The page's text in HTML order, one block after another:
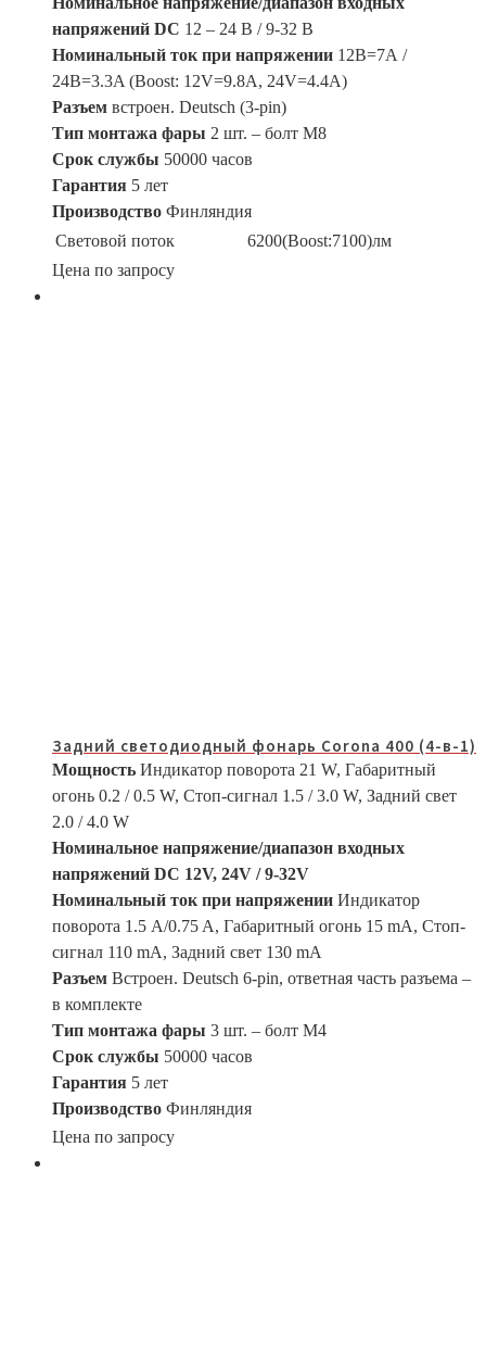
напряжений DC 12 – 24 В / 9-32 В
Номинальный ток при напряжении 12В=7А /
24В=3.3A (Boost: 12V=9.8A, 24V=4.4A)
Разъем встроен. Deutsch (3-pin)
Тип монтажа фары 2 шт. – болт М8
Срок службы 50000 часов
Гарантия 5 лет
Производство Финляндия
Световой поток
6200(Boost:7100)лм
Цена по запросу
Задний светодиодный фонарь Corona 400 (4-в-1)
Мощность Индикатор поворота 21 W, Габаритный
огонь 0.2 / 0.5 W, Стоп-сигнал 1.5 / 3.0 W, Задний свет
2.0 / 4.0 W
Номинальное напряжение/диапазон входных
напряжений DC 12V, 24V / 9-32V
Номинальный ток при напряжении Индикатор
поворота 1.5 A/0.75 A, Габаритный огонь 15 mA, Стоп-
сигнал 110 mA, Задний свет 130 mA
Разъем Встроен. Deutsch 6-pin, ответная часть разъема –
в комплекте
Тип монтажа фары 3 шт. – болт М4
Срок службы 50000 часов
Гарантия 5 лет
Производство Финляндия
Цена по запросу